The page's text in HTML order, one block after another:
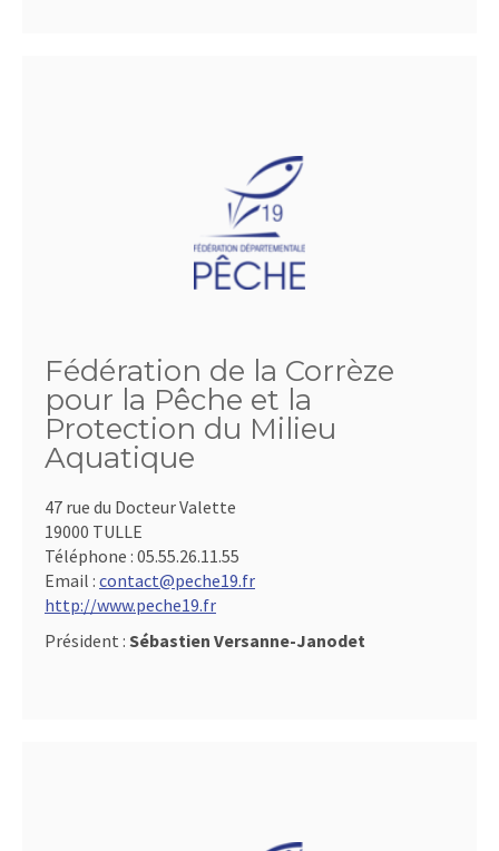
Fédération de la Corrèze
pour la Pêche et la
Protection du Milieu
Aquatique
47 rue du Docteur Valette
19000 TULLE
Téléphone : 05.55.26.11.55
Email : contact@peche19.fr
http://www.peche19.fr
Président : Sébastien Versanne-Janodet